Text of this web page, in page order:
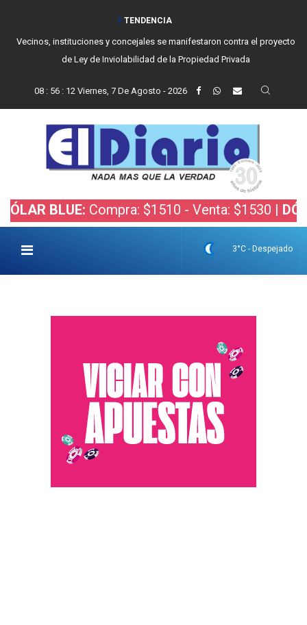
TENDENCIA
Vecinos, instituciones y concejales se manifestaron contra el proyecto
de Ley de Inviolabilidad de la Propiedad Privada
08: 56: 13 Viernes, 7 De Agosto - 2026
BLUE:Compra: $1510 - Venta: $1530 |DÓLAR
3°C - Despejado